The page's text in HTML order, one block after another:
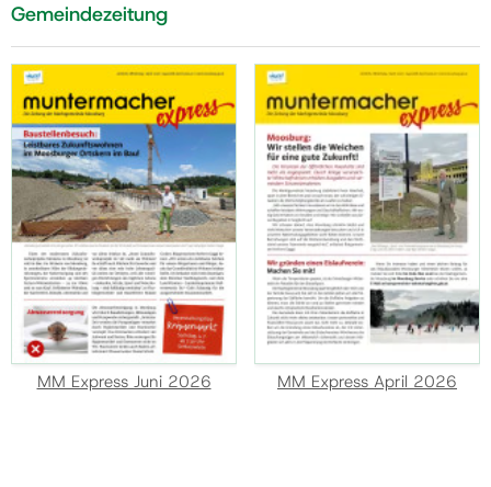
Gemeindezeitung
MM Express Juni 2026 MM Express April 2026